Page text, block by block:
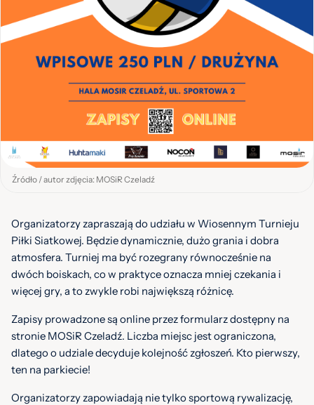
Źródło / autor zdjęcia: MOSiR Czeladź
Organizatorzy zapraszają do udziału w Wiosennym Turnieju
Piłki Siatkowej. Będzie dynamicznie, dużo grania i dobra
atmosfera. Turniej ma być rozegrany równocześnie na
dwóch boiskach, co w praktyce oznacza mniej czekania i
więcej gry, a to zwykle robi największą różnicę.
Zapisy prowadzone są online przez formularz dostępny na
stronie MOSiR Czeladź. Liczba miejsc jest ograniczona,
dlatego o udziale decyduje kolejność zgłoszeń. Kto pierwszy,
ten na parkiecie!
Organizatorzy zapowiadają nie tylko sportową rywalizację,